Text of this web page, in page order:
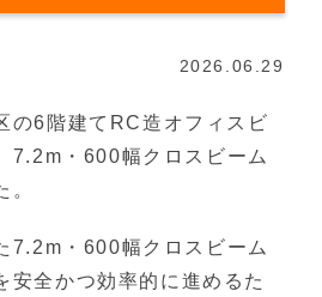
2026.06.29
の6階建てRC造オフィスビ
7.2m・600幅クロスビーム
。
7.2m・600幅クロスビーム
安全かつ効率的に進めるた